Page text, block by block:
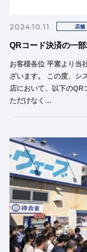
2024.10.11 店舗
QRコード決済の一
お客様各位 平素より当
ざいます。 この度、シ
店において、以下のQR
ただけなく…